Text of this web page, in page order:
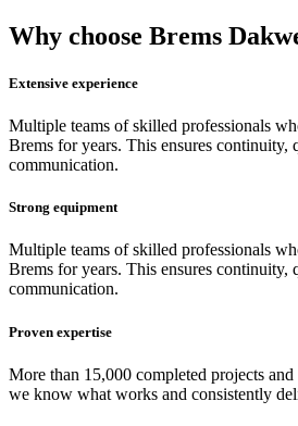
Why choose Brems
Extensive experience
Multiple teams of skilled professionals
Brems for years. This ensures continuity,
communication.
Strong equipment
Multiple teams of skilled professionals
Brems for years. This ensures continuity,
communication.
Proven expertise
More than 15,000 completed projects
we know what works and consistently